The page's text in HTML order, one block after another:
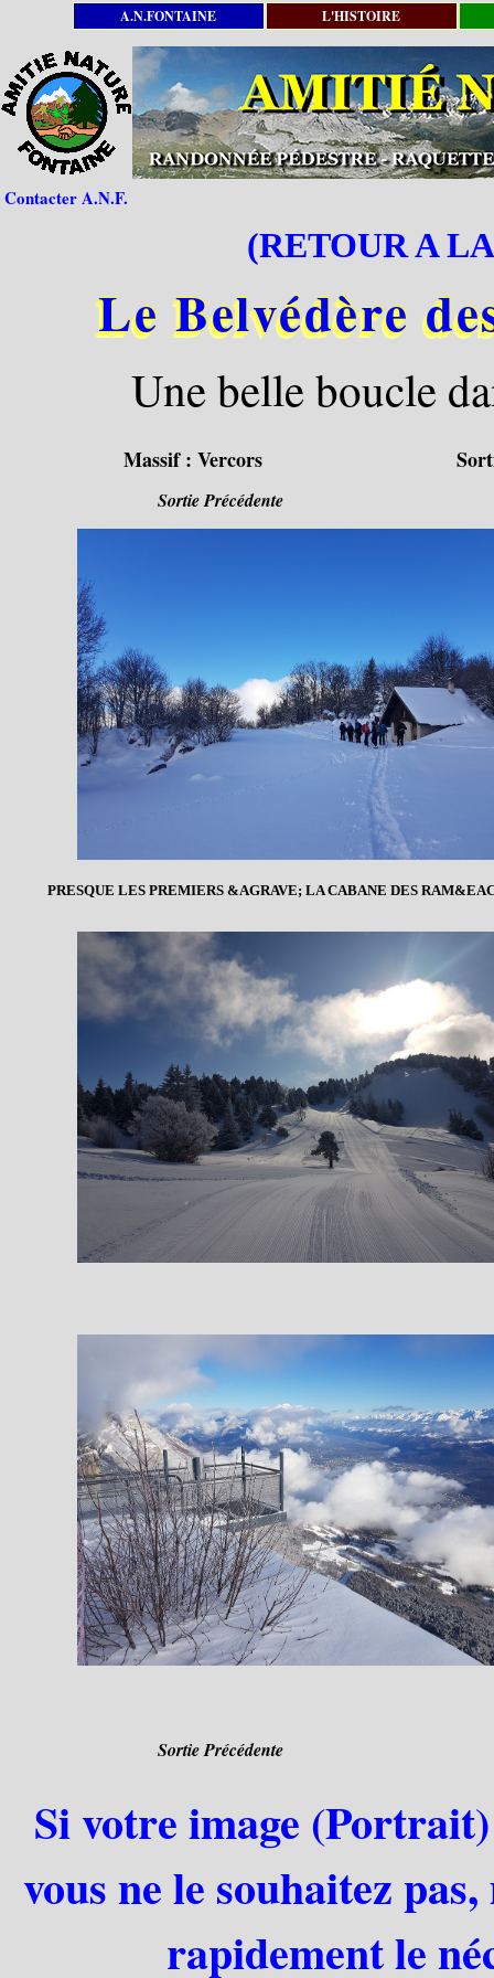
A.N.FONTAINE L'HISTOIRE
Contacter A.N.F.
(RETOUR A
Le Belvédère
Une belle boucle
Massif : Vercors
Sortie Précédente
PRESQUE LES PREMIERS &AGRAVE; LA CABANE DES
Sortie Précédente
Si votre image
vous ne le souhaitez
rapidement le